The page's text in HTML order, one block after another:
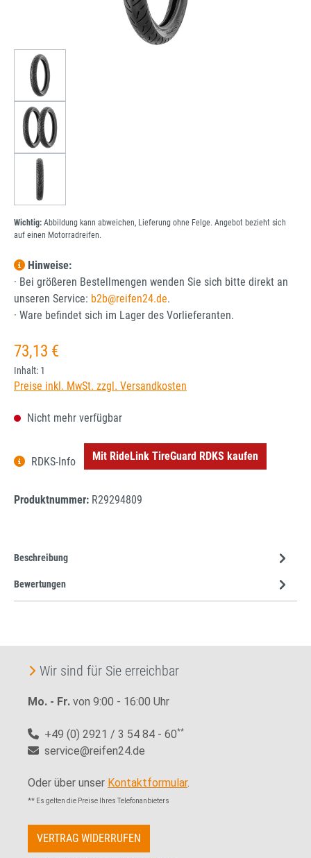
Wichtig: Abbildung kann abweichen, Lieferung ohne Felge. Angebot bezieht sich
auf einen Motorradreifen.
Hinweise:
· Bei größeren Bestellmengen wenden Sie sich bitte direkt an
unseren Service: b2b@reifen24.de.
· Ware befindet sich im Lager des Vorlieferanten.
Regulärer Preis:
73,13 €
Inhalt: 1
Preise inkl. MwSt. zzgl. Versandkosten
Nicht mehr verfügbar
RDKS-Info Mit RideLink TireGuard RDKS kaufen
Produktnummer: R29294809
Beschreibung
Bewertungen
Wir sind für Sie erreichbar
Mo. - Fr. von 9:00 - 16:00 Uhr
+49 (0) 2921 / 3 54 84 - 60**
service@reifen24.de
Oder über unser Kontaktformular.
** Es gelten die Preise Ihres Telefonanbieters
VERTRAG WIDERRUFEN